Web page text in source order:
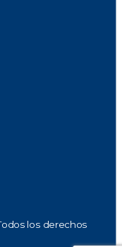
los derechos